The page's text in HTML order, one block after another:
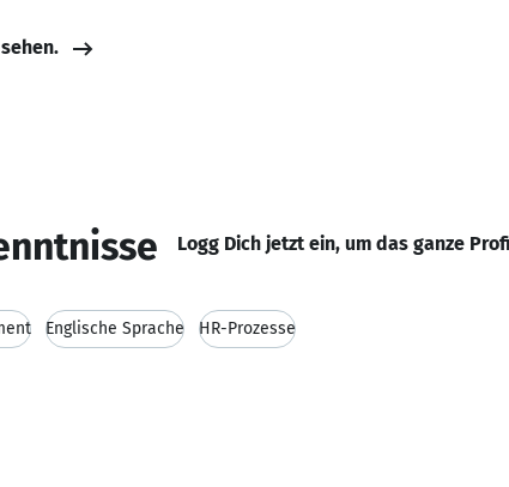
Logg Dich jetzt ein, um das ganze
Englische Sprache HR-Prozesse